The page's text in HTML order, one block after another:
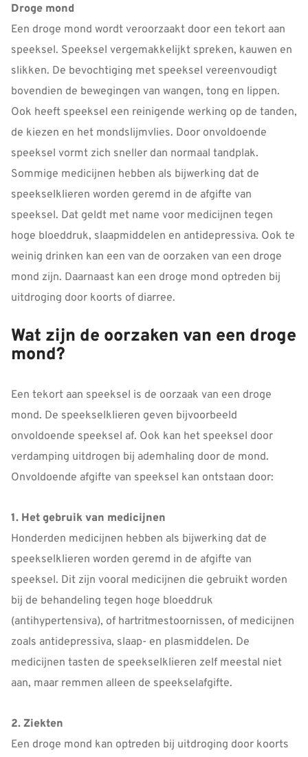
Droge mond
Een droge mond wordt veroorzaakt door een tekort aan
speeksel. Speeksel vergemakkelijkt spreken, kauwen en
slikken. De bevochtiging met speeksel vereenvoudigt
bovendien de bewegingen van wangen, tong en lippen.
Ook heeft speeksel een reinigende werking op de tanden,
de kiezen en het mondslijmvlies. Door onvoldoende
speeksel vormt zich sneller dan normaal tandplak.
Sommige medicijnen hebben als bijwerking dat de
speekselklieren worden geremd in de afgifte van
speeksel. Dat geldt met name voor medicijnen tegen
hoge bloeddruk, slaapmiddelen en antidepressiva. Ook te
weinig drinken kan een van de oorzaken van een droge
mond zijn. Daarnaast kan een droge mond optreden bij
uitdroging door koorts of diarree.
Wat zijn de oorzaken van een droge
mond?
Een tekort aan speeksel is de oorzaak van een droge
mond. De speekselklieren geven bijvoorbeeld
onvoldoende speeksel af. Ook kan het speeksel door
verdamping uitdrogen bij ademhaling door de mond.
Onvoldoende afgifte van speeksel kan ontstaan door:
1. Het gebruik van medicijnen
Honderden medicijnen hebben als bijwerking dat de
speekselklieren worden geremd in de afgifte van
speeksel. Dit zijn vooral medicijnen die gebruikt worden
bij de behandeling tegen hoge bloeddruk
(antihypertensiva), of hartritmestoornissen, of medicijnen
zoals antidepressiva, slaap- en plasmiddelen. De
medicijnen tasten de speekselklieren zelf meestal niet
aan, maar remmen alleen de speekselafgifte.
2. Ziekten
Een droge mond kan optreden bij uitdroging door koorts